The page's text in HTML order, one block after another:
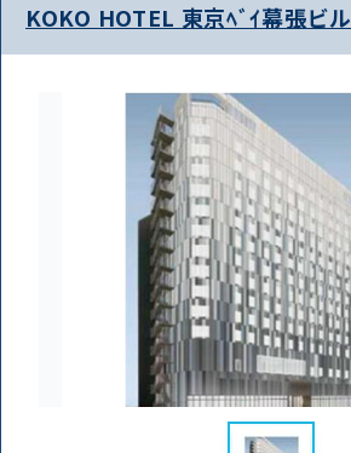
KOKO HOTEL 東京ﾍﾞｲ幕張ビル